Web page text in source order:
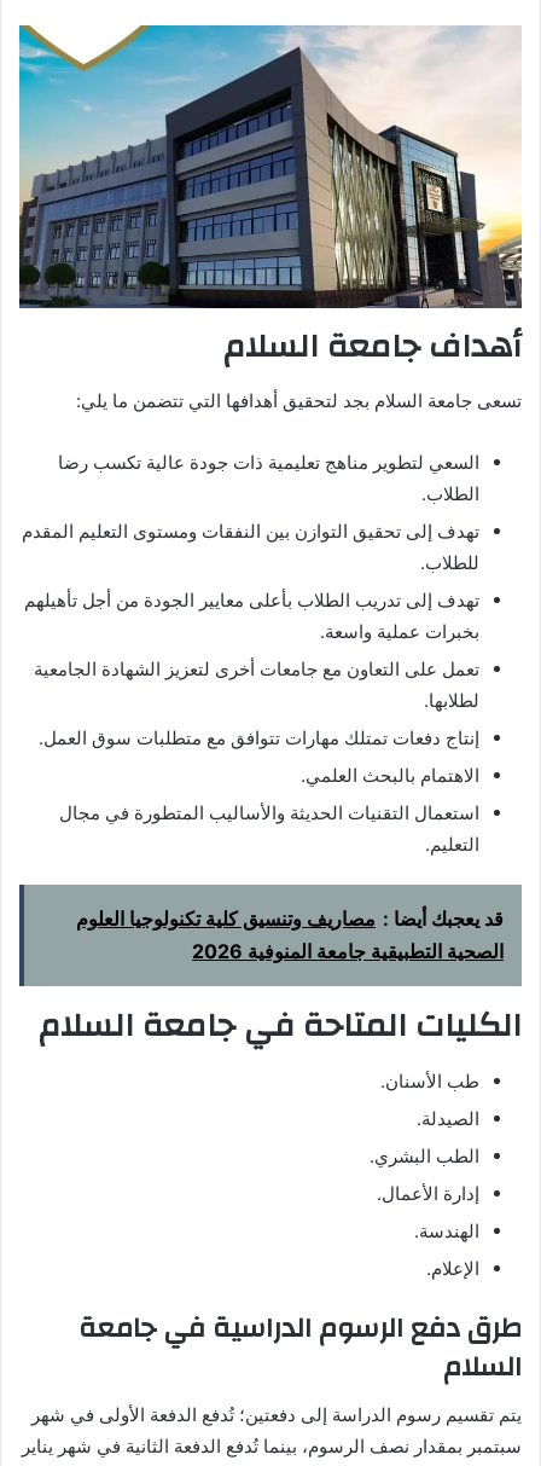
أهداف جامعة السلام
تسعى جامعة السلام بجد لتحقيق أهدافها التي تتضمن ما يلي:
السعي لتطوير مناهج تعليمية ذات جودة عالية تكسب رضا
الطلاب.
تهدف إلى تحقيق التوازن بين النفقات ومستوى التعليم المقدم
للطلاب.
تهدف إلى تدريب الطلاب بأعلى معايير الجودة من أجل تأهيلهم
بخبرات عملية واسعة.
تعمل على التعاون مع جامعات أخرى لتعزيز الشهادة الجامعية
لطلابها.
إنتاج دفعات تمتلك مهارات تتوافق مع متطلبات سوق العمل.
الاهتمام بالبحث العلمي.
استعمال التقنيات الحديثة والأساليب المتطورة في مجال
التعليم.
قد يعجبك أيضا : مصاريف وتنسيق كلية تكنولوجيا العلوم
الصحية التطبيقية جامعة المنوفية 2026
الكليات المتاحة في جامعة السلام
طب الأسنان.
الصيدلة.
الطب البشري.
إدارة الأعمال.
الهندسة.
الإعلام.
طرق دفع الرسوم الدراسية في جامعة
السلام
يتم تقسيم رسوم الدراسة إلى دفعتين؛ تُدفع الدفعة الأولى في شهر
سبتمبر بمقدار نصف الرسوم، بينما تُدفع الدفعة الثانية في شهر يناير